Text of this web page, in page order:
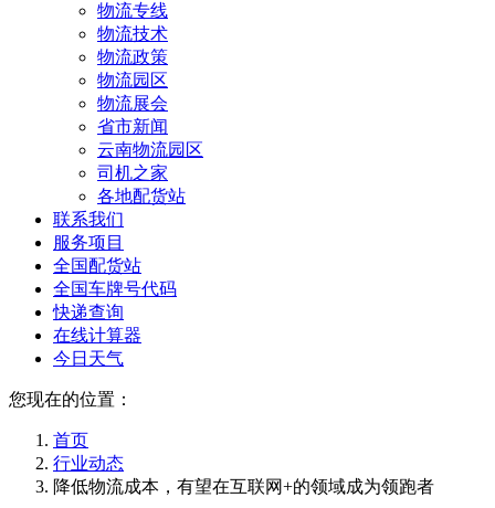
物流专线
物流技术
物流政策
物流园区
物流展会
省市新闻
云南物流园区
司机之家
各地配货站
联系我们
服务项目
全国配货站
全国车牌号代码
快递查询
在线计算器
今日天气
您现在的位置：
首页
行业动态
降低物流成本，有望在互联网+的领域成为领跑者